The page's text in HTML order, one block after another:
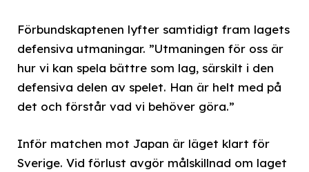
Förbundskaptenen lyfter samtidigt fram lagets
defensiva utmaningar. ”Utmaningen för oss är
hur vi kan spela bättre som lag, särskilt i den
defensiva delen av spelet. Han är helt med på
det och förstår vad vi behöver göra.”
Inför matchen mot Japan är läget klart för
Sverige. Vid förlust avgör målskillnad om laget